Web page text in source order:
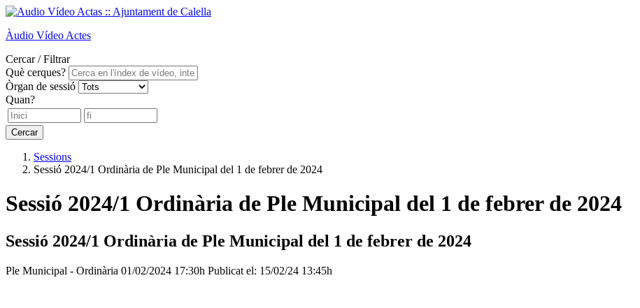
Àudio Vídeo Actes
Cercar / Filtrar
Què cerques?
Òrgan de sessió
Quan?
Cercar
Sessions
Sessió 2024/1 Ordinària de Ple Municipal del 1 de febrer de 2024
Sessió 2024/1 Ordinària de Ple Municipal del 1 de febrer de 2024
Sessió 2024/1 Ordinària de Ple Municipal del 1 de febrer de 2024
Ple Municipal - Ordinària 01/02/2024 17:30h Publicat el: 15/02/24 13:45h